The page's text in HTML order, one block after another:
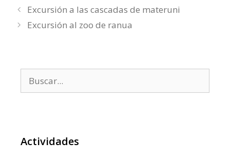
Excursión a las cascadas de materuni
Excursión al zoo de ranua
Actividades